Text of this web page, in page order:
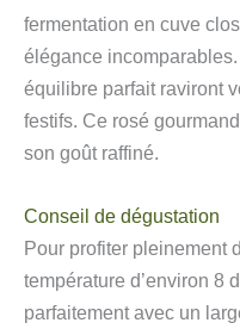
fermentation en cuve
élégance
équilibre parfait raviront
festifs. Ce rosé
son goût raffiné.
Conseil de dégustation
Pour profiter pleinement
température d’environ 8
parfaitement avec un